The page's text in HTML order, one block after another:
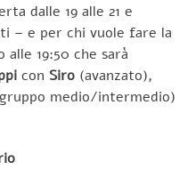
dalle 19 alle 21 e
– e per chi vuole fare la
19:50 che sarà
con Siro (avanzato),
medio/intermedio)